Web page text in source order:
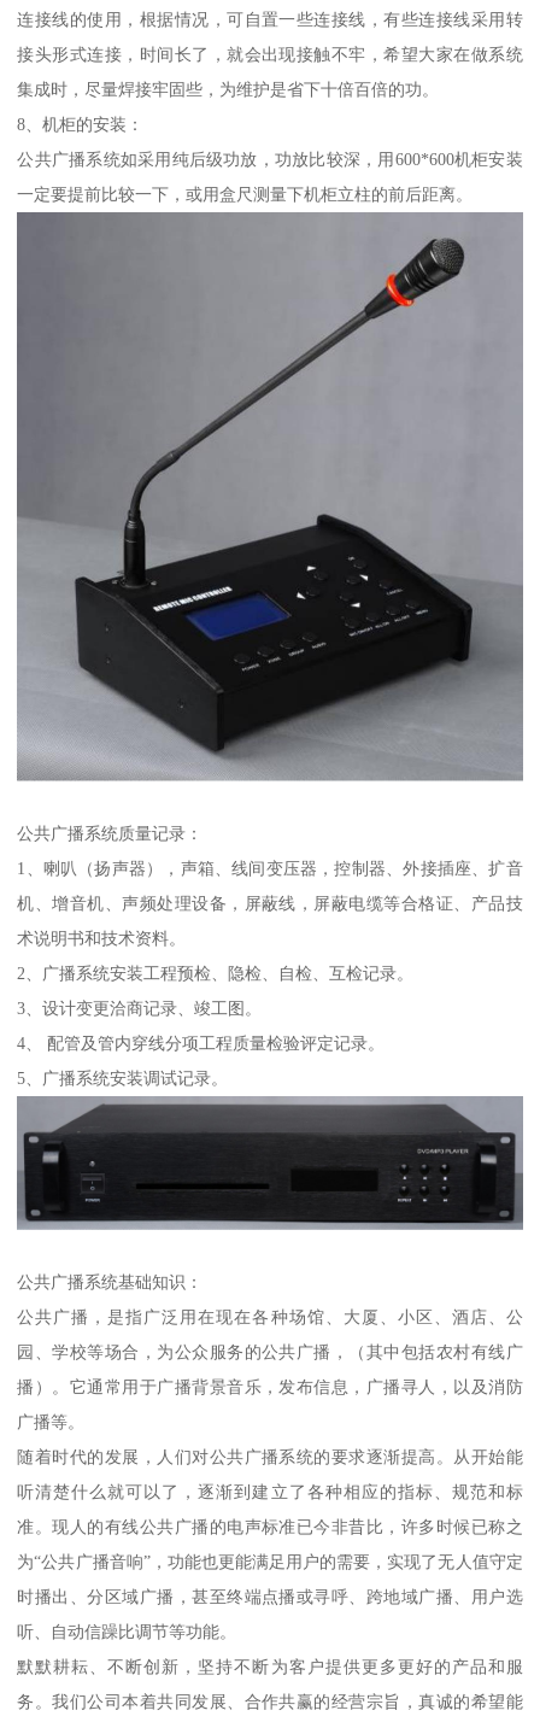
连接线的使用，根据情况，可自置一些连接线，有些连接线采用转
接头形式连接，时间长了，就会出现接触不牢，希望大家在做系统
集成时，尽量焊接牢固些，为维护是省下十倍百倍的功。
8、机柜的安装：
公共广播系统如采用纯后级功放，功放比较深，用600*600机柜安装
一定要提前比较一下，或用盒尺测量下机柜立柱的前后距离。
公共广播系统质量记录：
1、喇叭（扬声器），声箱、线间变压器，控制器、外接插座、扩音
机、增音机、声频处理设备，屏蔽线，屏蔽电缆等合格证、产品技
术说明书和技术资料。
2、广播系统安装工程预检、隐检、自检、互检记录。
3、设计变更洽商记录、竣工图。
4、 配管及管内穿线分项工程质量检验评定记录。
5、广播系统安装调试记录。
公共广播系统基础知识：
公共广播，是指广泛用在现在各种场馆、大厦、小区、酒店、公
园、学校等场合，为公众服务的公共广播，（其中包括农村有线广
播）。它通常用于广播背景音乐，发布信息，广播寻人，以及消防
广播等。
随着时代的发展，人们对公共广播系统的要求逐渐提高。从开始能
听清楚什么就可以了，逐渐到建立了各种相应的指标、规范和标
准。现人的有线公共广播的电声标准已今非昔比，许多时候已称之
为“公共广播音响”，功能也更能满足用户的需要，实现了无人值守定
时播出、分区域广播，甚至终端点播或寻呼、跨地域广播、用户选
听、自动信躁比调节等功能。
默默耕耘、不断创新，坚持不断为客户提供更多更好的产品和服
务。我们公司本着共同发展、合作共赢的经营宗旨，真诚的希望能